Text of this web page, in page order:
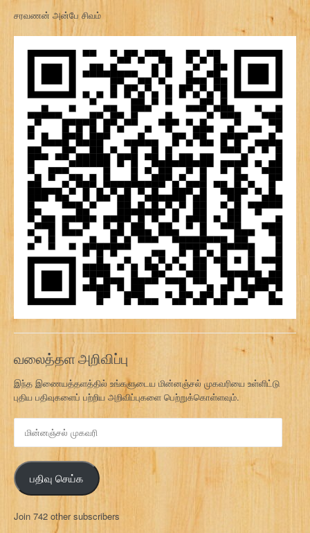
சரவணன் அன்பே சிவம்
வலைத்தள அறிவிப்பு
இந்த இணையத்தளத்தில் உங்களுடைய மின்னஞ்சல் முகவரியை உள்ளிட்டு
புதிய பதிவுகளைப் பற்றிய அறிவிப்புகளை பெற்றுக்கொள்ளவும்.
ன
ஞ்
ச
ல்
க
பதிவு செய்க
Join 742 other subscribers